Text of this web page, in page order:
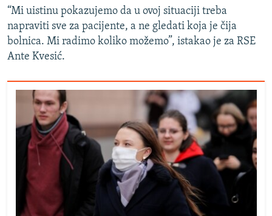
“Mi uistinu pokazujemo da u ovoj situaciji treba
napraviti sve za pacijente, a ne gledati koja je čija
bolnica. Mi radimo koliko možemo”, istakao je za RSE
Ante Kvesić.